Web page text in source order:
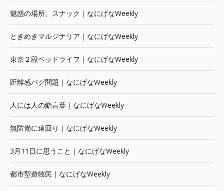
魅惑の場所、スナック｜なにげなWeekly
ときめきマルジナリア｜なにげなWeekly
東京２段ベッドライフ｜なにげなWeekly
距離感バグ問題｜なにげなWeekly
人には人の鮨言葉｜なにげなWeekly
無防備に遠回り｜なにげなWeekly
3月11日に思うこと｜なにげなWeekly
都市型遊牧民｜なにげなWeekly